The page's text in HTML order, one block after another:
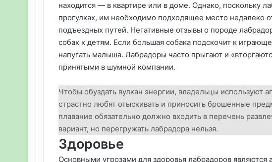
находится — в квартире или в доме. Однако, поскольку
прогулках, им необходимо подходящее место недалеко
подъездных путей. Негативные отзывы о породе
собак к детям. Если большая собака подскочит к
напугать малыша. Лабрадоры часто прыгают и
принятыми в шумной компании.
Чтобы обуздать вулкан энергии, владельцы используют
страстно любят отыскивать и приносить брошенные
плавание обязательно должно входить в перечень
вариант, но перегружать лабрадора нельзя.
Здоровье
Основными угрозами для здоровья лабрадоров являются